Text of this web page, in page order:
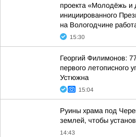
проекта «Молодёжь и
инициированного
на Вологодчине
15:30
Георгий Филимонов:
первого летописного
Устюжна
15:04
Руины храма под
землей, чтобы
14:43